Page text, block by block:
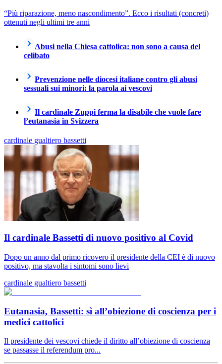
“Più riparazione, meno nascondimento”. Ecco i risultati (concreti)
ottenuti negli ultimi tre anni
Abusi nella Chiesa cattolica: non sono a causa del
celibato
Prevenzione nelle diocesi italiane contro gli abusi
sessuali sui minori: la parola ai vescovi
Il cardinale Zuppi ferma la disabile che vuole fare
l’eutanasia in Svizzera
cardinale gualtiero bassetti
Il cardinale Bassetti di nuovo positivo al Covid
Dopo un anno dal primo ricovero il presidente della CEI è di nuovo
positivo, ma stavolta i sintomi sono lievi
cardinale gualtiero bassetti
Eutanasia, Bassetti: sì all’obiezione di coscienza per i
medici cattolici
Il presidente dei vescovi chiede il diritto all’obiezione di coscienza
se passasse il referendum pro...